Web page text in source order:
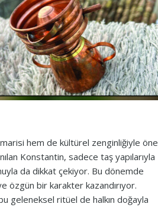
hem de kültürel zenginliğiyle öne
Konstantin, sadece taş yapılarıyla
da dikkat çekiyor. Bu dönemde
özgün bir karakter kazandırıyor.
geleneksel ritüel de halkın doğayla